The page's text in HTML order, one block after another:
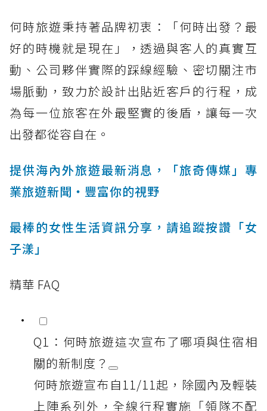
何時旅遊秉持著品牌初衷：「何時出發？最
好的時機就是現在」，透過與客人的真實互
動、公司夥伴實際的踩線經驗、密切關注市
場脈動，致力於設計出貼近客戶的行程，成
為每一位旅客在外最堅實的後盾，讓每一次
出發都從容自在。
提供海內外旅遊最新消息，「旅奇傳媒」專
業旅遊新聞‧豐富你的視野
最棒的女性生活資訊分享，請追蹤按讚「女
子漾」
精華 FAQ
Q1：何時旅遊這次宣布了哪項與住宿相
關的新制度？
何時旅遊宣布自11/11起，除國內及輕裝
上陣系列外，全線行程實施「領隊不配